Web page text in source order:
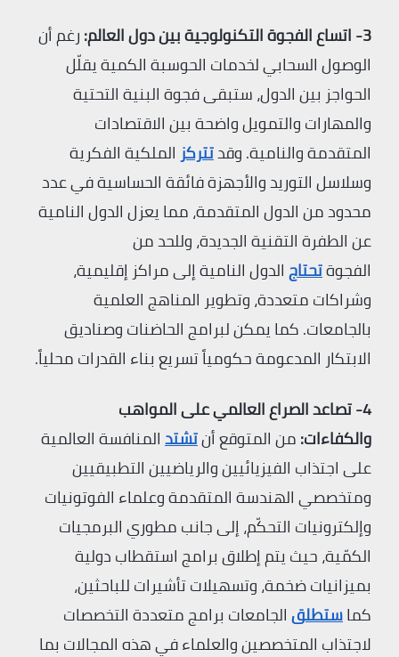
3- اتساع الفجوة التكنولوجية بين دول العالم:
رغم أن
الوصول السحابي لخدمات الحوسبة الكمية يقلّل
الحواجز بين الدول، ستبقى فجوة البنية التحتية
والمهارات والتمويل واضحة بين الاقتصادات
المتقدمة والنامية. وقدتتركزالملكية الفكرية
وسلاسل التوريد والأجهزة فائقة الحساسية في عدد
محدود من الدول المتقدمة، مما يعزل الدول النامية
عن الطفرة التقنية الجديدة، وللحد من
الفجوةتحتاجالدول النامية إلى مراكز إقليمية،
وشراكات متعددة، وتطوير المناهج العلمية
بالجامعات. كما يمكن لبرامج الحاضنات وصناديق
الابتكار المدعومة حكومياً تسريع بناء القدرات محلياً.
4- تصاعد الصراع العالمي على المواهب
والكفاءات:من المتوقع أنتشتدالمنافسة العالمية
على اجتذاب الفيزيائيين والرياضيين التطبيقيين
ومتخصصي الهندسة المتقدمة وعلماء الفوتونيات
وإلكترونيات التحكّم، إلى جانب مطوري البرمجيات
الكمّية، حيث يتم إطلاق برامج استقطاب دولية
بميزانيات ضخمة، وتسهيلات تأشيرات للباحثين،
كماستطلقالجامعات برامج متعددة التخصصات
لاجتذاب المتخصصين والعلماء في هذه المجالات بما